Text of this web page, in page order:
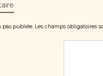
pas publiée. Les champs obligatoires